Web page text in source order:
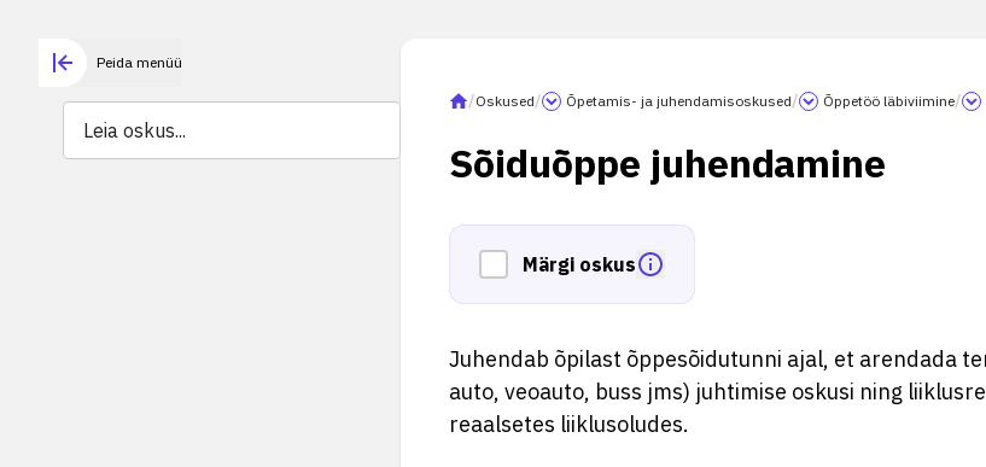
Peida menüü
/Oskused/ Õpetamis- ja juhendamisoskused/ Õppetöö läbiviimine/
Sõiduõppe juhendamine
Märgi oskus
Juhendab õpilast õppesõidutunni ajal, et arendada
auto, veoauto, buss jms) juhtimise oskusi ning
reaalsetes liiklusoludes.